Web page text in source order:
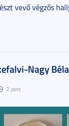
vevő végzős
Nagy
2 perc